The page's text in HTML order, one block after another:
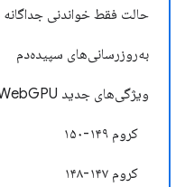
حالت فقط خواندنی
به‌روزرسانی‌های سپیده‌دم
ویژگی‌های جدید WebGPU
کروم ۱۴۹-۱۵۰
کروم ۱۴۷-۱۴۸